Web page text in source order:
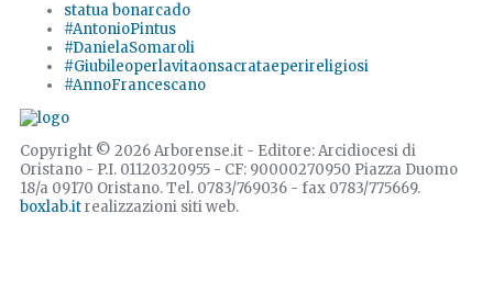
statua bonarcado
#AntonioPintus
#DanielaSomaroli
#Giubileoperlavitaonsacrataeperireligiosi
#AnnoFrancescano
Copyright © 2026 Arborense.it - Editore: Arcidiocesi di
Oristano - P.I. 01120320955 - CF: 90000270950 Piazza Duomo
18/a 09170 Oristano. Tel. 0783/769036 - fax 0783/775669.
boxlab.itrealizzazioni siti web.